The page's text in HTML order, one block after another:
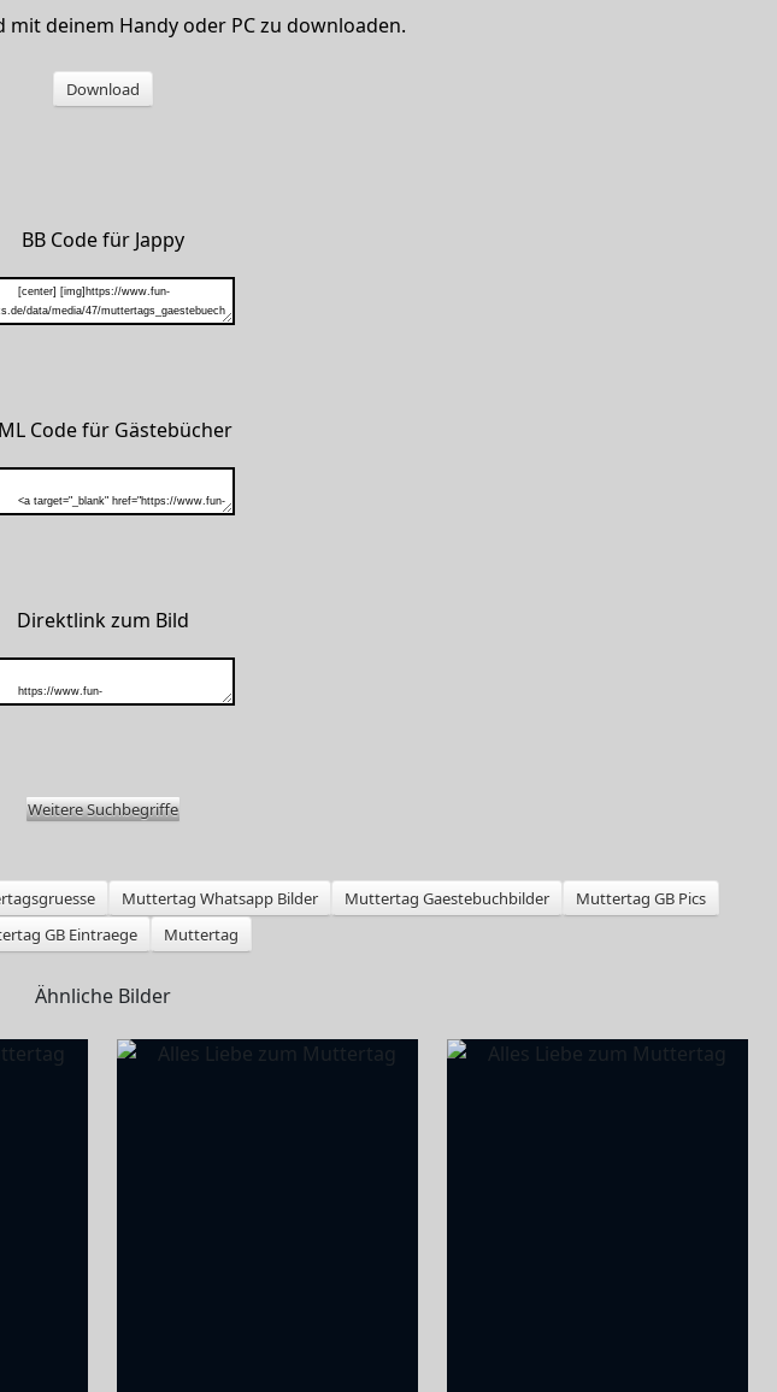
mit deinem Handy oder PC zu downloaden.
Download
BB Code für Jappy
Code für Gästebücher
Direktlink zum Bild
Weitere Suchbegriffe
Muttertag Whatsapp Bilder Muttertag Gaestebuchbilder
Muttertag GB Pics
GB Eintraege
Muttertag
Ähnliche Bilder